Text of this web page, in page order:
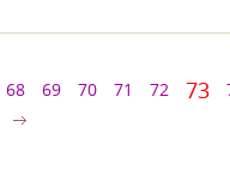
68 69 70 71 72 73